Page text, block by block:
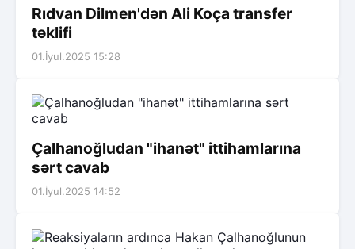
Rıdvan Dilmen'dən Ali Koça transfer
təklifi
01.İyul.2025 15:28
Çalhanoğludan "ihanət" ittihamlarına
sərt cavab
01.İyul.2025 14:52